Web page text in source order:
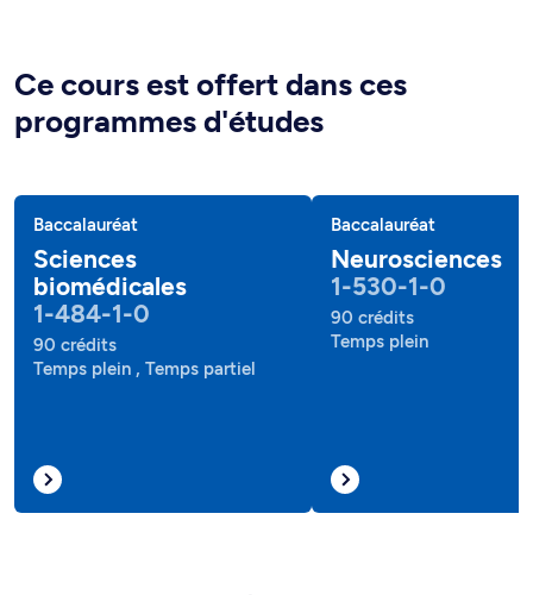
Ce cours est offert dans ces
programmes d'études
Baccalauréat
Sciences
biomédicales
1-484-1-0
90 crédits
Temps plein , Temps partiel
Baccalauréat
Neurosciences
1-530-1-0
90 crédits
Temps plein